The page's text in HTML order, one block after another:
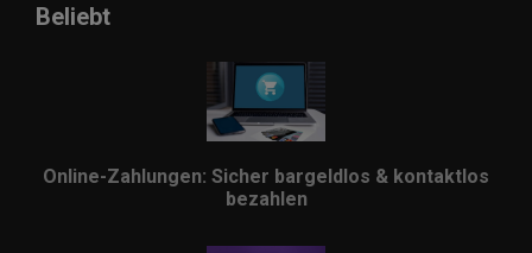
Beliebt
Online-Zahlungen: Sicher bargeldlos & kontaktlos
bezahlen